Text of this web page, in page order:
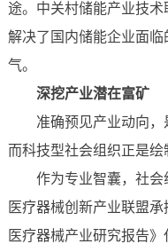
途。中关村储能产业技
解决了国内储能企业面
气。
深挖产业潜在富矿
准确预见产业动向，
而科技型社会组织正是
作为专业智囊，社会
医疗器械创新产业联盟
医疗器械产业研究报告